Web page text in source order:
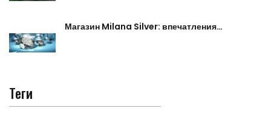
Магазин Milana Silver: впечатления…
Теги